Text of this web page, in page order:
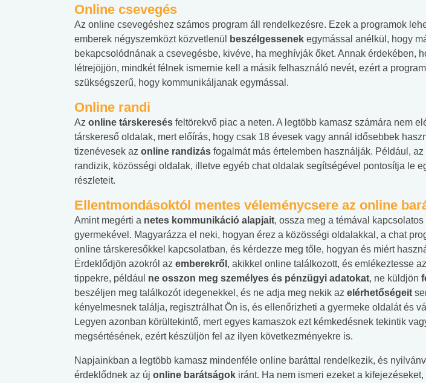
Online csevegés
Az online csevegéshez számos program áll rendelkezésre. Ezek a programok
emberek négyszemközt közvetlenül
beszélgessenek egymással anélkül, hogy
bekapcsolódnának a csevegésbe, kivéve, ha meghívják őket. Annak érdekében,
létrejöjjön, mindkét félnek ismernie kell a másik felhasználó nevét, ezért a
szükségszerű, hogy kommunikáljanak egymással.
Online randi
Az online társkeresés feltörekvő piac a neten. A legtöbb kamasz számára nem
társkereső oldalak, mert előírás, hogy csak 18 évesek vagy annál idősebbek
tizenévesek az online randizás fogalmát más értelemben használják. Például,
randizik, közösségi oldalak, illetve egyéb chat oldalak segítségével pontosítja le
részleteit.
Ellentmondásoktól mentes véleménycsere az online
Amint megérti a netes kommunikáció alapjait, ossza meg a témával
gyermekével. Magyarázza el neki, hogyan érez a közösségi oldalakkal, a chat
online társkeresőkkel kapcsolatban, és kérdezze meg tőle, hogyan és miért
Érdeklődjön azokról az emberekről , akikkel online találkozott, és emlékeztesse
tippekre, például ne osszon meg személyes és pénzügyi adatokat, ne küldjön
beszéljen meg találkozót idegenekkel, és ne adja meg nekik az elérhetőségeit
kényelmesnek találja, regisztrálhat Ön is, és ellenőrizheti a gyermeke oldalát és
Legyen azonban körültekintő, mert egyes kamaszok ezt kémkedésnek tekintik
megsértésének, ezért készüljön fel az ilyen következményekre is.
Napjainkban a legtöbb kamasz mindenféle online baráttal rendelkezik, és
érdeklődnek az új online barátságok iránt. Ha nem ismeri ezeket a